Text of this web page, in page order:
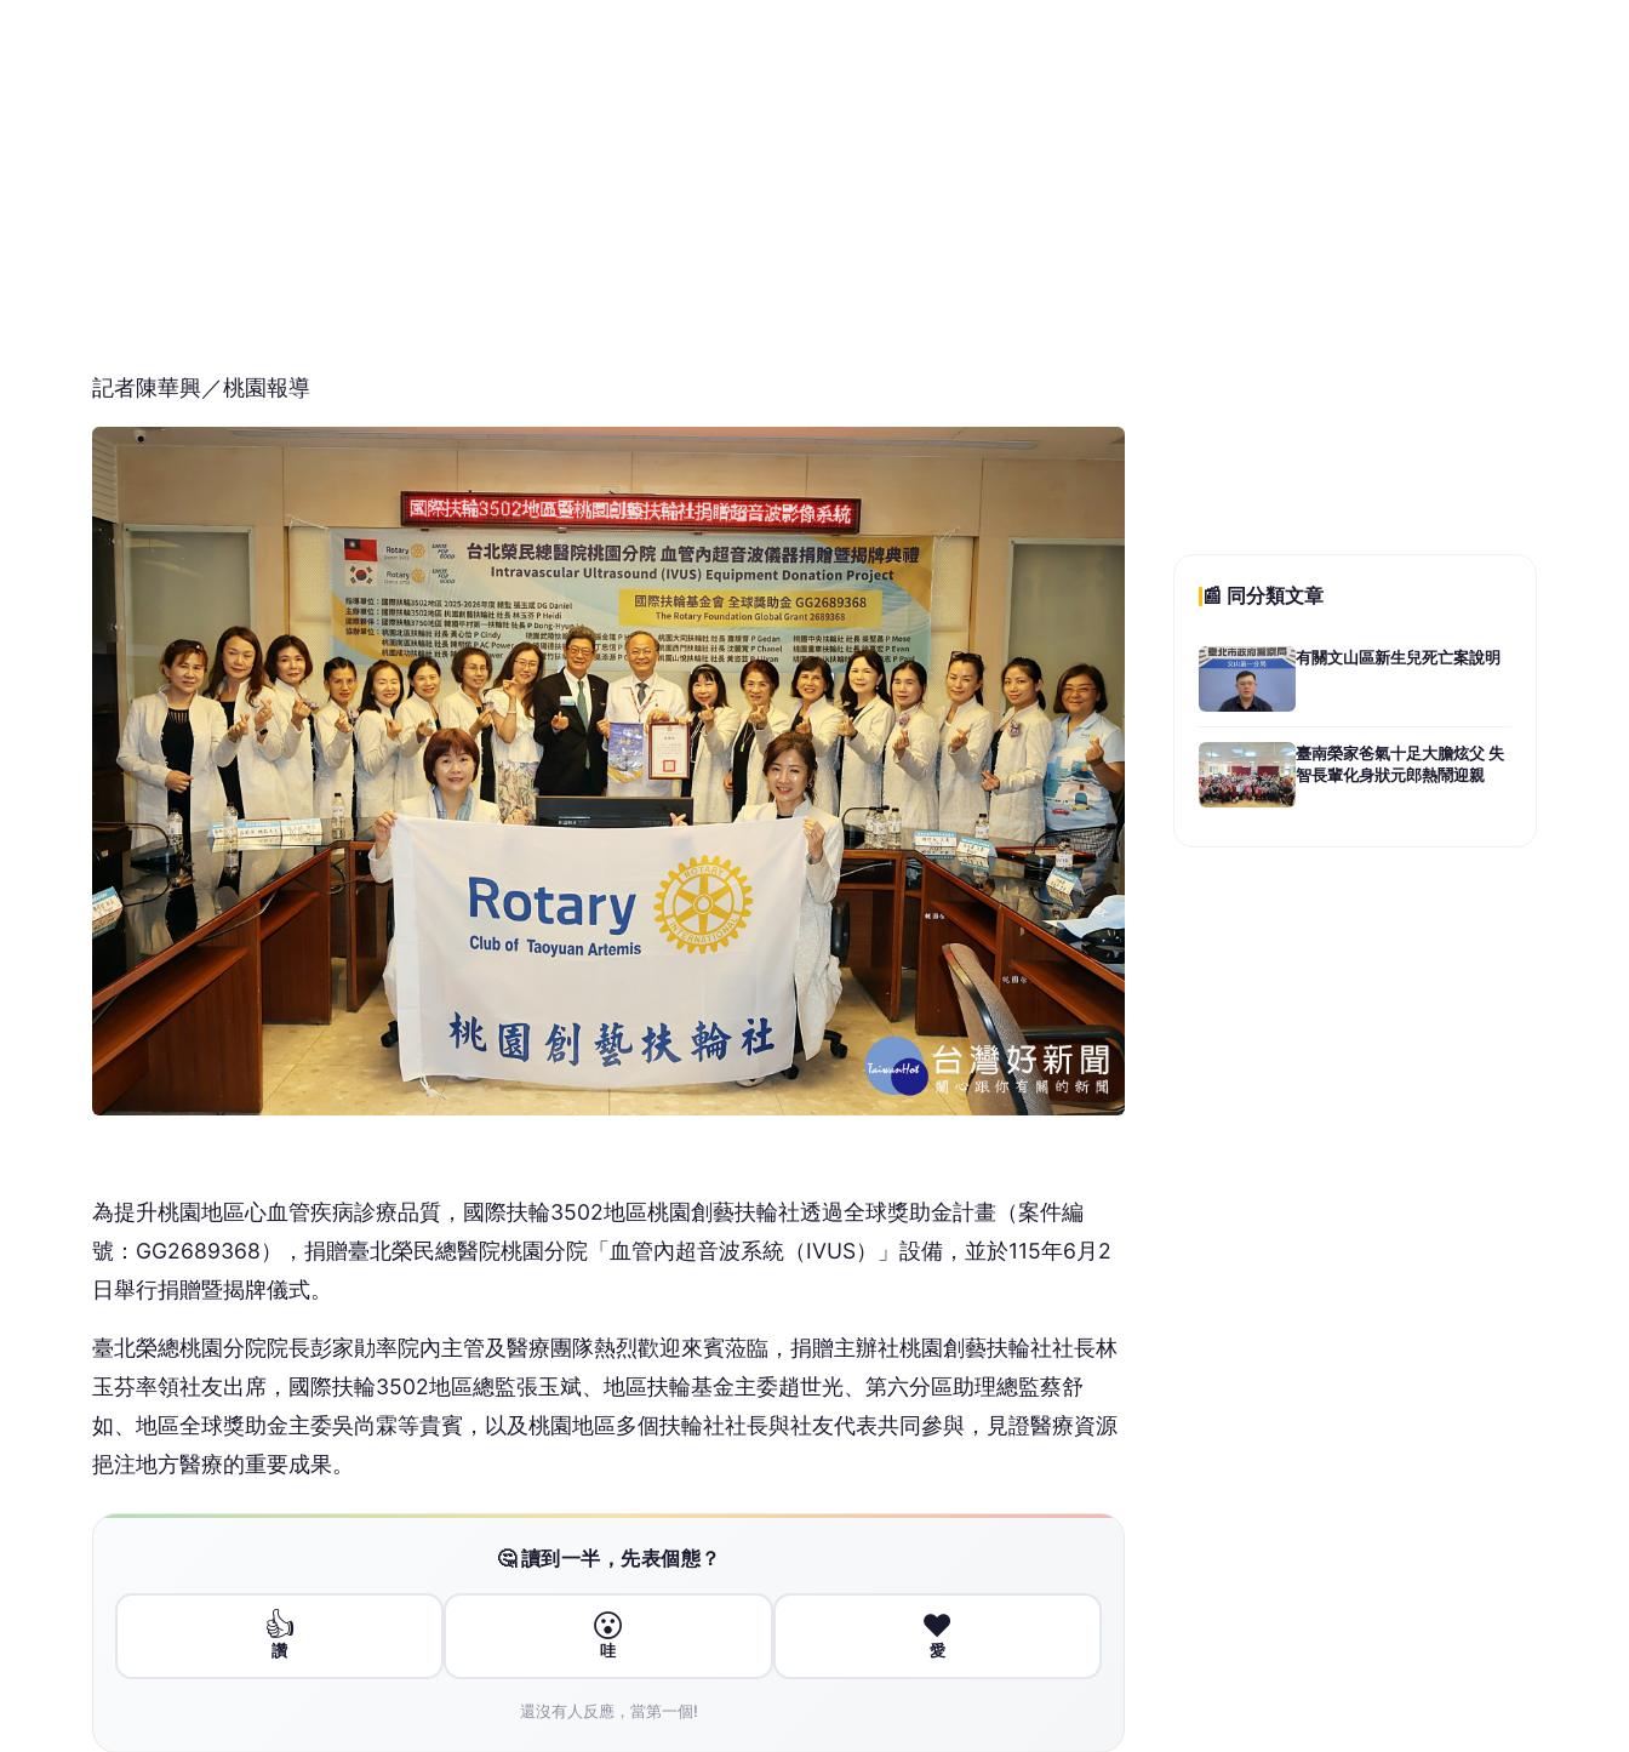
為提升桃園地區心血管疾病診療品質，國際扶輪3502地區桃園創藝扶輪社透過全球獎助金計畫（案件編
號：GG2689368），捐贈臺北榮民總醫院桃園分院「血管內超音波系統（IVUS）」設備，並於115年6月2
日舉行捐贈暨揭牌儀式。
臺北榮總桃園分院院長彭家勛率院內主管及醫療團隊熱烈歡迎來賓蒞臨，捐贈主辦社桃園創藝扶輪社社長林
玉芬率領社友出席，國際扶輪3502地區總監張玉斌、地區扶輪基金主委趙世光、第六分區助理總監蔡舒
如、地區全球獎助金主委吳尚霖等貴賓，以及桃園地區多個扶輪社社長與社友代表共同參與，見證醫療資源
🤔 讀到一半，先表個態？
👍